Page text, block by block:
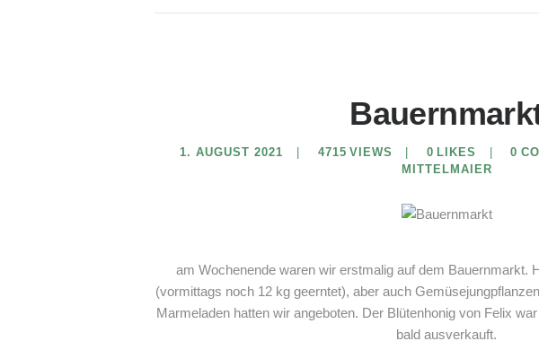
1. AUGUST 2021 4715 VIEWS 0 LIKES 0
MITTELMAIER
am Wochenende waren wir erstmalig auf dem Bauernmarkt.
(vormittags noch 12 kg geerntet), aber auch
Marmeladen hatten wir angeboten. Der Blütenhonig von Felix
bald ausverkauft.